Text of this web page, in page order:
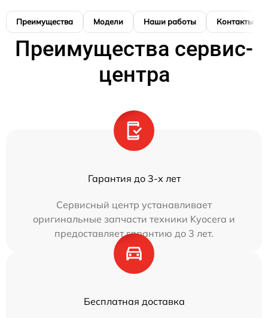
Преимущества Модели Наши работы Контакты
Преимущества сервис-
центра
Гарантия до 3-х лет
Сервисный центр устанавливает
оригинальные запчасти техники Kyocera и
предоставляет гарантию до 3 лет.
Бесплатная доставка